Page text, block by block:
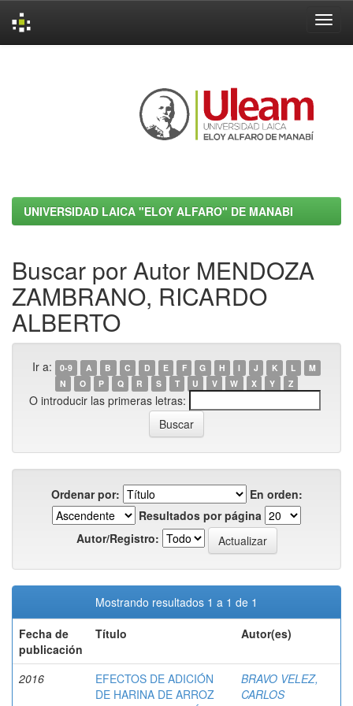
UNIVERSIDAD LAICA "ELOY ALFARO" DE MANABI
Buscar por Autor MENDOZA
ZAMBRANO, RICARDO
ALBERTO
Ir a: 0-9 A B C D E F G H I J K L
M
N
O P Q R S T U V W X Y Z
O introducir las primeras letras:
Ordenar por:
En orden:
Resultados por página
Autor/Registro:
Mostrando resultados 1 a 1 de 1
Fecha de
publicación
Título Autor(es)
2016
EFECTOS DE ADICIÓN
DE HARINA DE ARROZ
BRAVO VELEZ,
CARLOS